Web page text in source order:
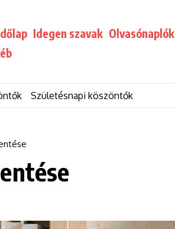
Idegen szavak Olvasónaplók
Születésnapi köszöntők